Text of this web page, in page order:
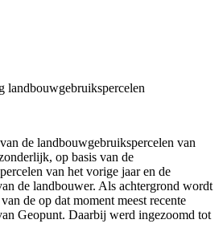
landbouwgebruikspercelen
de landbouwgebruikspercelen van
op basis van de
van het vorige jaar en de
de landbouwer. Als achtergrond wordt
de op dat moment meest recente
Geopunt. Daarbij werd ingezoomd tot